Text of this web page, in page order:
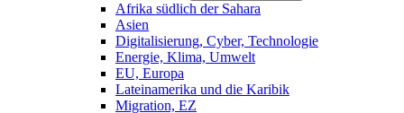
Afrika südlich der Sahara
Asien
Digitalisierung, Cyber, Technologie
Energie, Klima, Umwelt
EU, Europa
Lateinamerika und die Karibik
Migration, EZ